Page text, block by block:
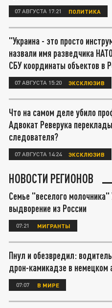
07 АВГУСТА 17:21 ПОЛИТИКА
"Украина - это просто
назвали имя разведчика
СБУ координаты объектов в
07 АВГУСТА 15:20 ЭКСКЛЮЗИВ
Что на самом деле убило
Адвокат Реверука
следователя?
07 АВГУСТА 14:24 ЭКСКЛЮЗИВ
НОВОСТИ РЕГИОНОВ
Семье "веселого молочника"
выдворение из России
07:21 МИГРАНТЫ
Пнул и обезвредил:
дрон-камикадзе в немецком
07:07 В МИРЕ